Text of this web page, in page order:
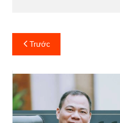
Điều
hướng
bài
viết
Trước